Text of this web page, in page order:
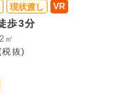
現状渡し VR
歩3分
㎡
税抜)